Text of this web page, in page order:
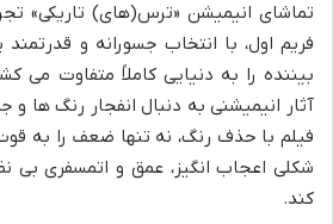
تماشای انیمیشن «ترس(های) تاریکی»
فریم اول، با انتخاب جسورانه و
بیننده را به دنیایی کاملاً متفاوت می
آثار انیمیشنی به دنبال انفجار رنگ ها
فیلم با حذف رنگ، نه تنها ضعف را به
شکلی اعجاب انگیز، عمق و اتمسفری بی
کند.